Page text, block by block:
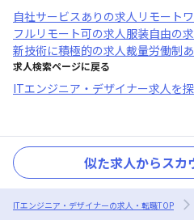
自社サービスあり の求人 リモート
フルリモート可の求人服装自由の
新技術に積極的の求人裁量労働制
求人検索ページに戻る
ITエンジニア・デザイナー求人を
似た求人からスカ
ITエンジニア・デザイナーの求人・転職TOP